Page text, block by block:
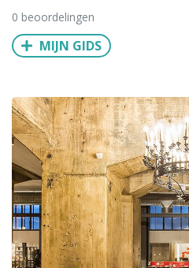
Noord-Amerika
Azië
Uitgelichte bestemmingen
Alle steden
Phoenix
0 beoordelingen
MIJN GIDS